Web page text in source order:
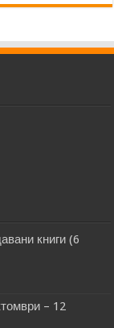
книги (6
– 12